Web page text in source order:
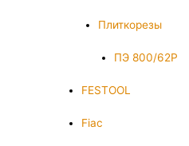
Плиткорезы
ПЭ 800/62Р
FESTOOL
Fiac